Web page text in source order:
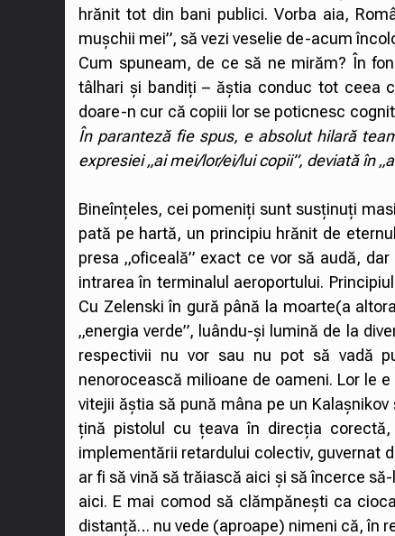
hrănit tot din bani publici. Vorba aia,
mușchii mei”, să vezi veselie de-acum
Cum spuneam, de ce să ne mirăm? În
tâlhari și bandiți – ăștia conduc tot ceea
doare-n cur că copiii lor se poticnesc
În paranteză fie spus, e absolut hilară
expresiei „ai mei/lor/ei/lui copii”, deviată în
Bineînțeles, cei pomeniți sunt susținuți
pată pe hartă, un principiu hrănit de
presa „oficeală” exact ce vor să audă,
intrarea în terminalul aeroportului.
Cu Zelenski în gură până la moarte(a
„energia verde”, luându-și lumină de la
respectivii nu vor sau nu pot să vadă
nenorocească milioane de oameni. Lor le
vitejii ăștia să pună mâna pe un
țină pistolul cu țeava în direcția
implementării retardului colectiv, guvernat
ar fi să vină să trăiască aici și să încerce
aici. E mai comod să clămpănești ca
distanță… nu vede (aproape) nimeni că, în